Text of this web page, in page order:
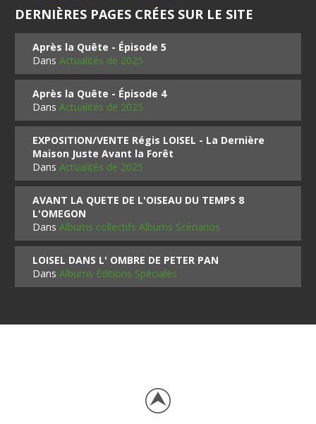
DERNIÈRES PAGES CRÉES SUR LE SITE
Après la Quête - Épisode 5
DansActualités de 2025
Après la Quête - Épisode 4
DansActualités de 2025
EXPOSITION/VENTE Régis LOISEL - La Dernière
Maison Juste Avant la Forêt
DansActualités de 2025
AVANT LA QUETE DE L'OISEAU DU TEMPS 8
L'OMEGON
DansAlbums collectifs Albums Scénarios
LOISEL DANS L' OMBRE DE PETER PAN
DansAlbums Editions Spéciales